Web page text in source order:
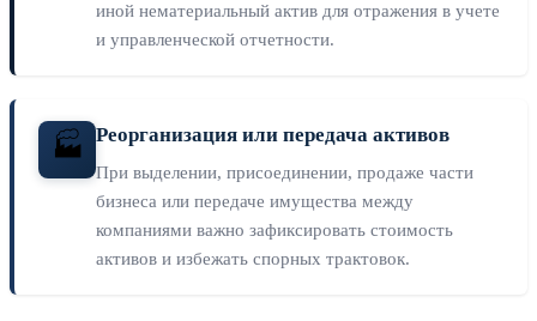
иной нематериальный актив для отражения в учете
и управленческой отчетности.
🏭 Реорганизация или передача активов
При выделении, присоединении, продаже части
бизнеса или передаче имущества между
компаниями важно зафиксировать стоимость
активов и избежать спорных трактовок.